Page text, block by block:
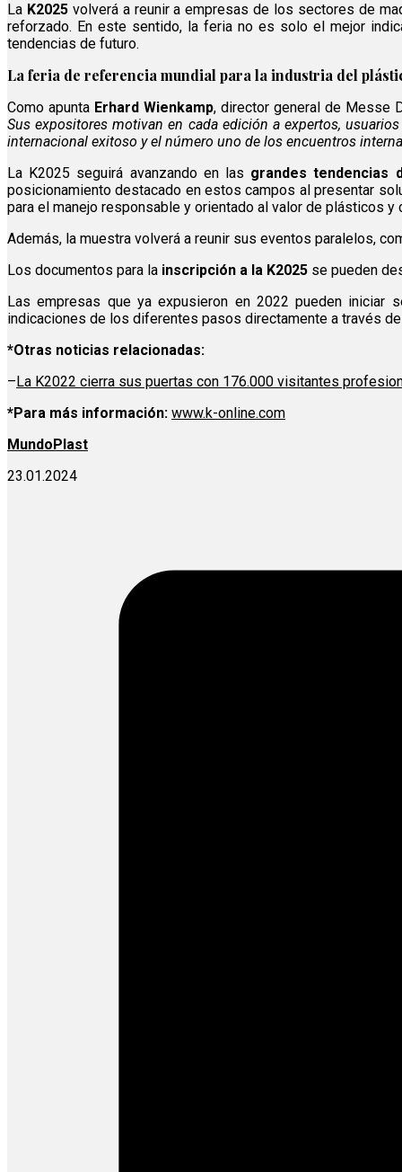
La K2025volverá a reunir a empresas de los sectores de
reforzado. En este sentido, la feria no es solo el mejor
tendencias de futuro.
La feria de referencia mundial para la industria del
Como apuntaErhard Wienkamp, director general de Messe
Sus expositores motivan en cada edición a expertos,
internacional exitoso y el número uno de los encuentros
La K2025 seguirá avanzando en las grandes tendencias
posicionamiento destacado en estos campos al presentar
para el manejo responsable y orientado al valor de plásticos
Además, la muestra volverá a reunir sus eventos paralelos,
Los documentos para la inscripción a la K2025 se pueden
Las empresas que ya expusieron en 2022 pueden
indicaciones de los diferentes pasos directamente a través
*Otras noticias relacionadas:
– La K2022 cierra sus puertas con 176.000 visitantes
*Para más información: www.k-online.com
MundoPlast
23.01.2024